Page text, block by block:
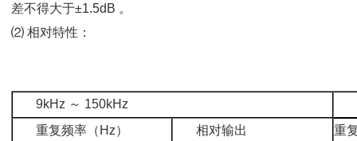
差不得大于±1.5dB 。
⑵ 相对特性：
9kHz ～ 150kHz
重复频率（Hz）
相对输出 重